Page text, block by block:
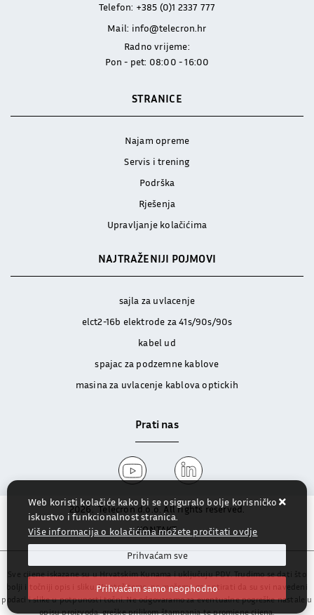
Telefon: +385 (0)1 2337 777
Mail: info@telecron.hr
Radno vrijeme:
Pon - pet: 08:00 - 16:00
STRANICE
Najam opreme
Servis i trening
Podrška
Rješenja
Upravljanje kolačićima
NAJTRAŽENIJI POJMOVI
sajla za uvlacenje
elct2-16b elektrode za 41s/90s/90s
kabel ud
spajac za podzemne kablove
masina za uvlacenje kablova optickih
Prati nas
2026.Telecron d.o.o. All rights reserved.
KONTAKT
Sve cijene iskazane su u Hrvatskim Kunama i uključuju PDV. Trudimo se dati što
bolji i točniji opis i sliku. Unatoč tome, ne možemo garantirati da su svi navedeni
podaci i slike u potpunosti točni. Ne odgovaramo za eventualne pogreške nastale u
opisu proizvoda, greške prilikom štampanja te promjene cijena.
Web koristi kolačiće kako bi se osiguralo bolje korisničko
iskustvo i funkcionalnost stranica.
Više informacija o kolačićima možete pročitati ovdje
Prihvaćam sve
Prihvaćam samo neophodno